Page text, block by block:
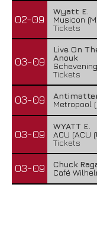
02-09
Wyatt E.
Musicon
Tickets
03-09
Live On
Anouk
Tickets
03-09
Metropool
03-09
WYATT E.
ACU (ACU
Tickets
03-09
Chuck
Café